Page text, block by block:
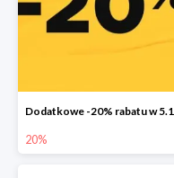
20%